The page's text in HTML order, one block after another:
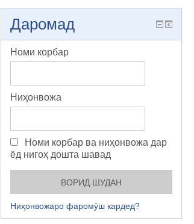
Даромад
Номи корбар
Ниҳонвожа
Номи корбар ва ниҳонвожа дар
ёд нигоҳ дошта шавад
Ниҳонвожаро фаромӯш кардед?